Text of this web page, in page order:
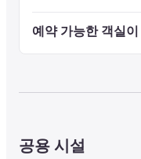
예약 가능한 객실
공용 시설